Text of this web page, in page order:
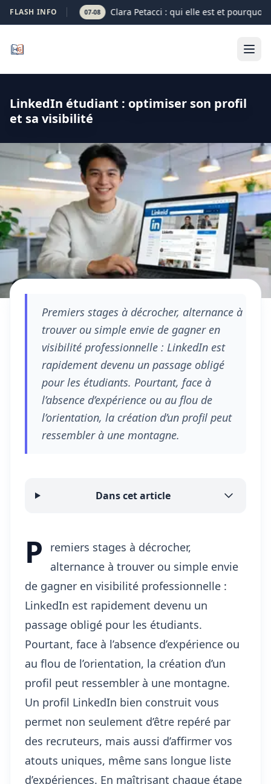
FLASH INFO 07-08 Clara Petacci : qui elle est et pourquoi
LinkedIn étudiant : optimiser son profil
et sa visibilité
Premiers stages à décrocher, alternance à
trouver ou simple envie de gagner en
visibilité professionnelle : LinkedIn est
rapidement devenu un passage obligé
pour les étudiants. Pourtant, face à
l’absence d’expérience ou au flou de
l’orientation, la création d’un profil peut
ressembler à une montagne.
Dans cet article
P
remiers stages à décrocher,
alternance à trouver ou simple envie
de gagner en visibilité professionnelle :
LinkedIn est rapidement devenu un
passage obligé pour les étudiants.
Pourtant, face à l’absence d’expérience ou
au flou de l’orientation, la création d’un
profil peut ressembler à une montagne.
Un profil LinkedIn bien construit vous
permet non seulement d’être repéré par
des recruteurs, mais aussi d’affirmer vos
atouts uniques, même sans longue liste
d’expériences. En maîtrisant chaque étape